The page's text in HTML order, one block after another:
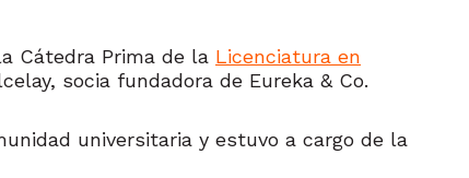
Cátedra Prima de la Licenciatura en
socia fundadora de Eureka & Co.
universitaria y estuvo a cargo de la